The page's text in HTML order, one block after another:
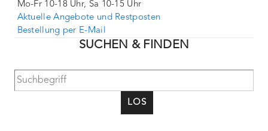
Mo-Fr 10-18 Uhr, Sa 10-15 Uhr
Aktuelle Angebote und Restposten
Bestellung per E-Mail
SUCHEN & FINDEN
LOS